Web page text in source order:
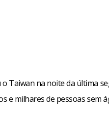
Taiwan na noite da última
e milhares de pessoas sem